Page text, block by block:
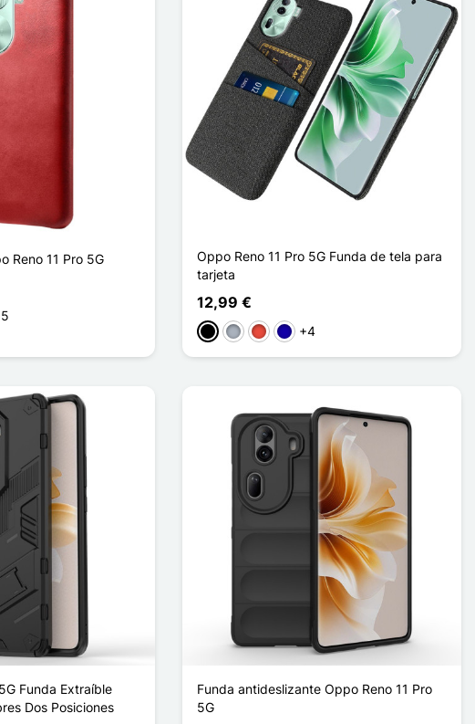
Reno 11 Pro 5G
Oppo Reno 11 Pro 5G Funda de tela para
tarjeta
12,99 €
NegroGris RojoAzul oscuro
+4
Funda Extraíble
Dos Posiciones
Funda antideslizante Oppo Reno 11 Pro
5G